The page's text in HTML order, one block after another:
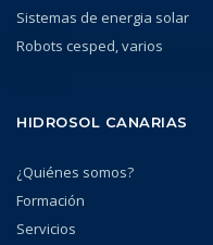
Sistemas de energia solar
Robots cesped, varios
HIDROSOL CANARIAS
¿Quiénes somos?
Formación
Servicios